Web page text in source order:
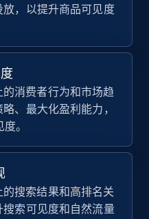
Currency, Initial
and more.
立即开始
Currency, Initial
percent, and more.
放，以提升商品可见度
的消费者行为和市场趋
、最大化盈利能力，
。
的搜索结果和高排名关
索可见度和自然流量